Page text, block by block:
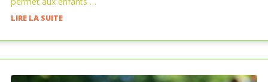
LIRE LA SUITE